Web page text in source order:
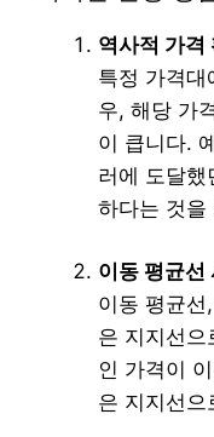
역사적 가격
특정 가격대
우, 해당 가
이 큽니다.
러에 도달
하다는 것을
이동 평균선
이동 평균
은 지지선으
인 가격이
은 지지선으